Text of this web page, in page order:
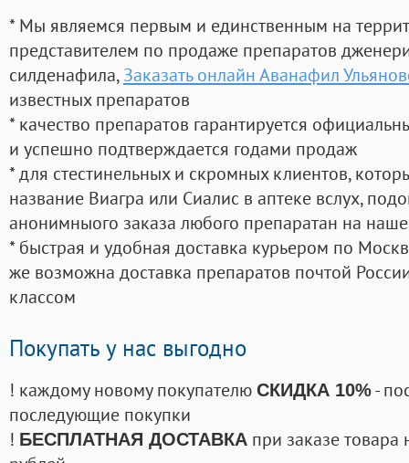
* Мы являемся первым и единственным на
представителем по продаже препаратов
силденафила, Заказать онлайн Аванафил
известных препаратов
* качество препаратов гарантируется
и успешно подтверждается годами продаж
* для стестинельных и скромных клиентов,
название Виагра или Сиалис в аптеке вслух,
анонимныого заказа любого препаратан на
* быстрая и удобная доставка курьером по
же возможна доставка препаратов почтой
классом
Покупать у нас выгодно
! каждому новому покупателю СКИДКА 10%-
последующие покупки
! БЕСПЛАТНАЯ ДОСТАВКА при заказе